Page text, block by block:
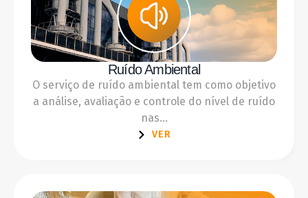
Ruído Ambiental
O serviço de ruído ambiental tem como objetivo
a análise, avaliação e controle do nível de ruído
nas...
VER